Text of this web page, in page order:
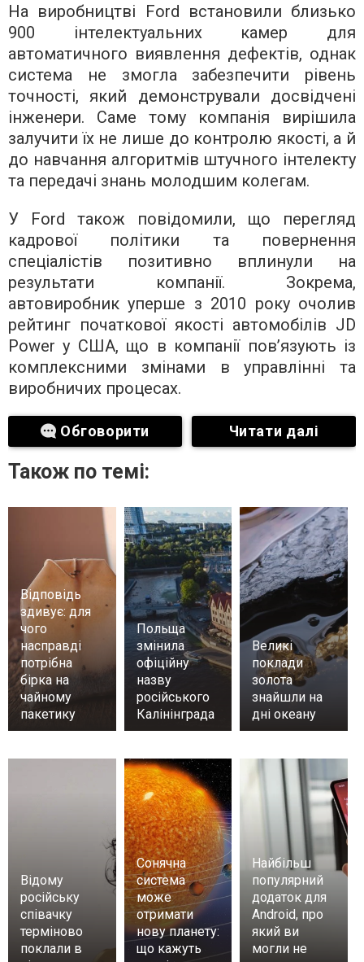
На виробництві Ford встановили близько
900 інтелектуальних камер для
автоматичного виявлення дефектів, однак
система не змогла забезпечити рівень
точності, який демонстрували досвідчені
інженери. Саме тому компанія вирішила
залучити їх не лише до контролю якості, а й
до навчання алгоритмів штучного інтелекту
та передачі знань молодшим колегам.
У Ford також повідомили, що перегляд
кадрової політики та повернення
спеціалістів позитивно вплинули на
результати компанії. Зокрема,
автовиробник уперше з 2010 року очолив
рейтинг початкової якості автомобілів JD
Power у США, що в компанії пов’язують із
комплексними змінами в управлінні та
виробничих процесах.
Обговорити Читати далі
Також по темі:
Відповідь
здивує: для
чого
насправді
потрібна
бірка на
чайному
пакетику
Польща
змінила
офіційну
назву
російського
Калінінграда
Великі
поклади
золота
знайшли на
дні океану
Відому
російську
співачку
терміново
поклали в
Сонячна
система
може
отримати
нову планету:
що кажуть
Найбільш
популярний
додаток для
Android, про
який ви
могли не